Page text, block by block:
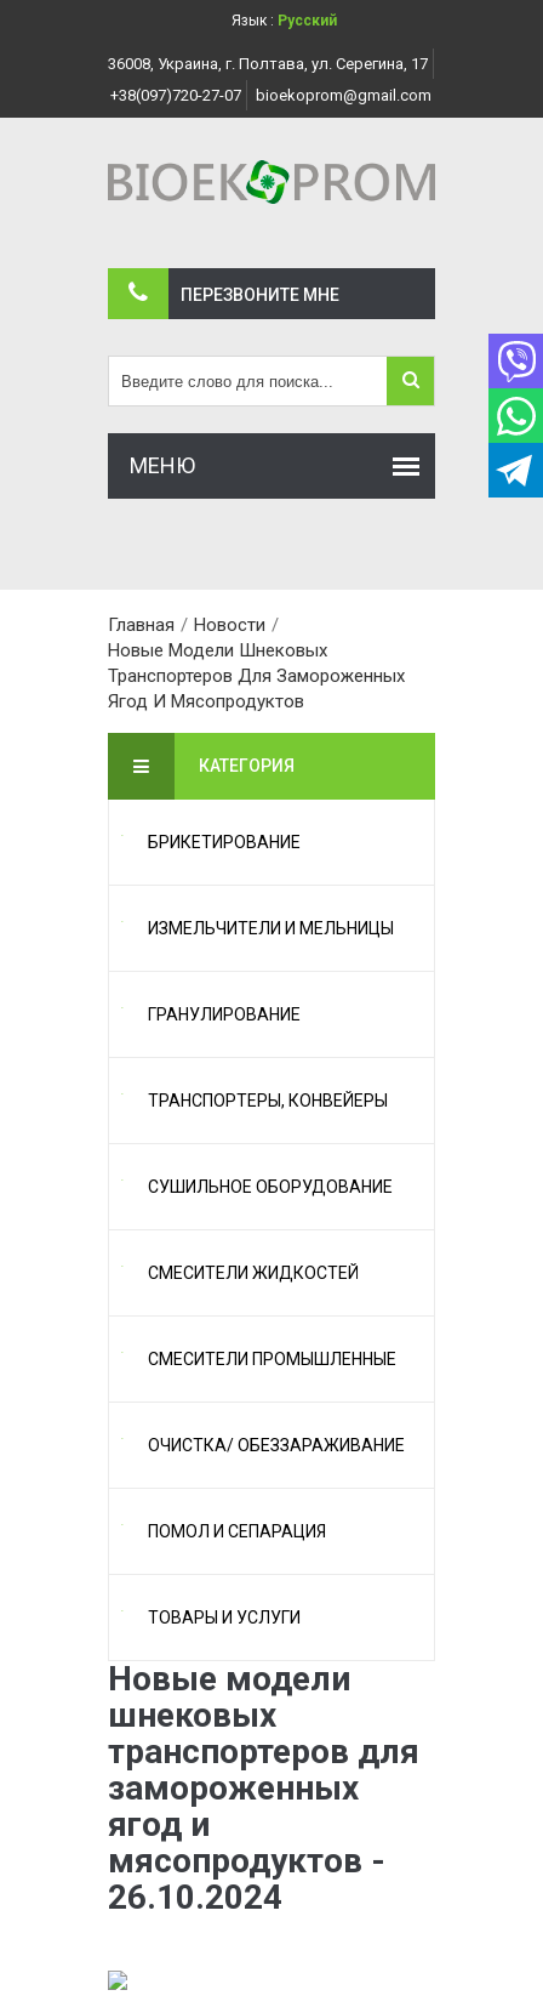
Язык : Русский
36008, Украина, г. Полтава, ул. Серегина, 17
+38(097)720-27-07
bioekoprom@gmail.com
ПЕРЕЗВОНИТЕ МНЕ
МЕНЮ
Главная / Новости /
Новые Модели Шнековых
Транспортеров Для Замороженных
Ягод И Мясопродуктов
КАТЕГОРИЯ
БРИКЕТИРОВАНИЕ
ИЗМЕЛЬЧИТЕЛИ И МЕЛЬНИЦЫ
ГРАНУЛИРОВАНИЕ
ТРАНСПОРТЕРЫ, КОНВЕЙЕРЫ
СУШИЛЬНОЕ ОБОРУДОВАНИЕ
СМЕСИТЕЛИ ЖИДКОСТЕЙ
СМЕСИТЕЛИ ПРОМЫШЛЕННЫЕ
ОЧИСТКА/ ОБЕЗЗАРАЖИВАНИЕ
ПОМОЛ И СЕПАРАЦИЯ
ТОВАРЫ И УСЛУГИ
Новые модели
шнековых
транспортеров для
замороженных
ягод и
мясопродуктов -
26.10.2024